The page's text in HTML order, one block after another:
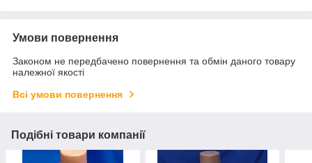
Умови повернення
Законом не передбачено повернення та обмін даного товару
належної якості
Всі умови повернення
Подібні товари компанії